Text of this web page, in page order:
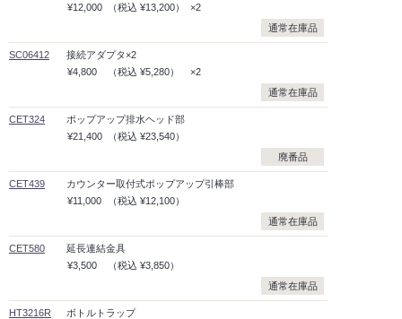
¥12,000
（税込 ¥13,200）
×2
通常在庫品
SC06412
接続アダプタ×2
¥4,800
（税込 ¥5,280）
×2
通常在庫品
CET324
ポップアップ排水ヘッド部
¥21,400
（税込 ¥23,540）
廃番品
CET439
カウンター取付式ポップアップ引棒部
¥11,000
（税込 ¥12,100）
通常在庫品
CET580
延長連結金具
¥3,500
（税込 ¥3,850）
通常在庫品
HT3216R
ボトルトラップ